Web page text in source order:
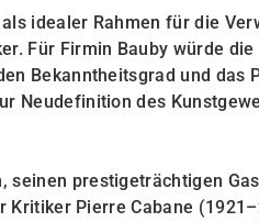
idealer Rahmen für die
Für Firmin Bauby würde
Bekanntheitsgrad und das
Neudefinition des
prestigeträchtigen
Pierre Cabane